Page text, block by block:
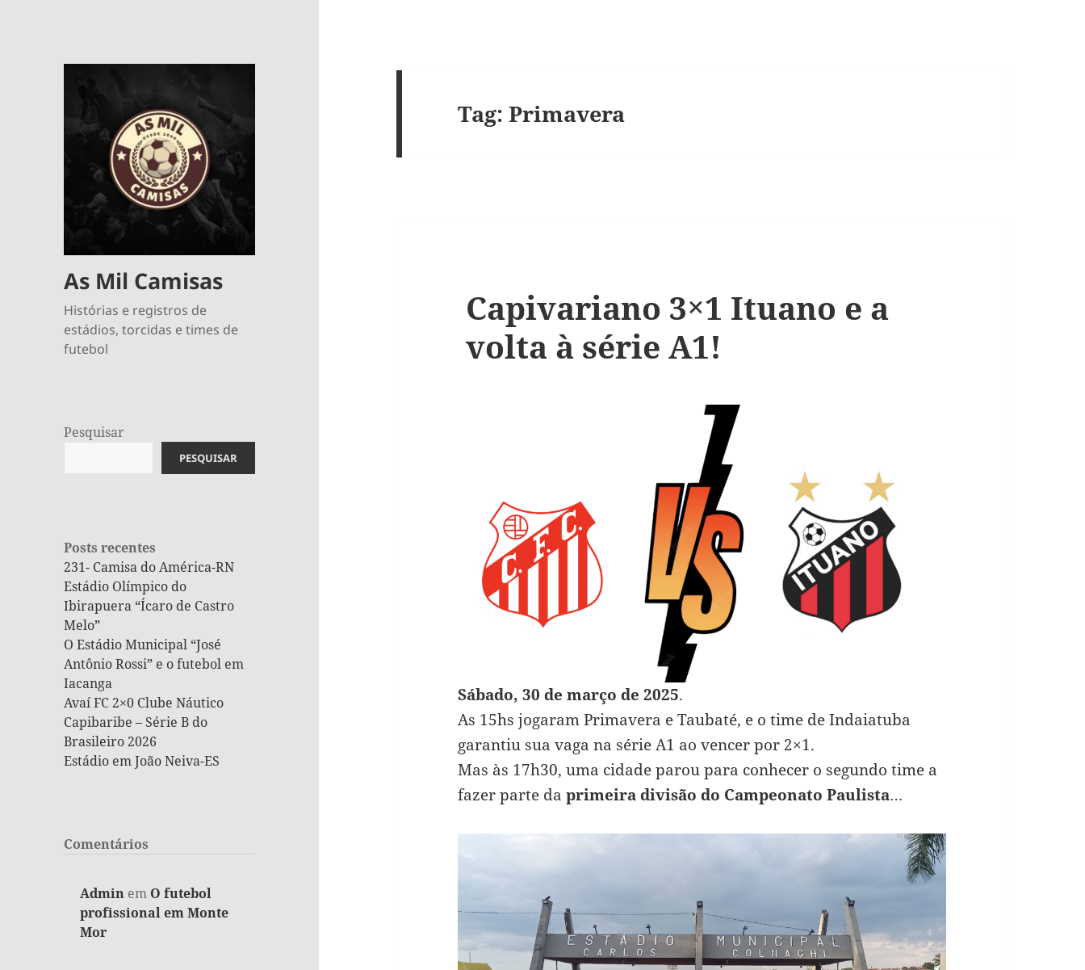
As Mil Camisas
Histórias e registros de
estádios, torcidas e times de
futebol
Pesquisar
PESQUISAR
Posts recentes
231- Camisa do América-RN
Estádio Olímpico do
Ibirapuera “Ícaro de Castro
Melo”
O Estádio Municipal “José
Antônio Rossi” e o futebol em
Iacanga
Avaí FC 2×0 Clube Náutico
Capibaribe – Série B do
Brasileiro 2026
Estádio em João Neiva-ES
Comentários
Admin em O futebol
profissional em Monte
Mor
Tag: Primavera
Capivariano 3×1 Ituano e a
volta à série A1!
Sábado, 30 de março de 2025.
As 15hs jogaram Primavera e Taubaté, e o time de Indaiatuba
garantiu sua vaga na série A1 ao vencer por 2×1.
Mas às 17h30, uma cidade parou para conhecer o segundo time a
fazer parte da primeira divisão do Campeonato Paulista…